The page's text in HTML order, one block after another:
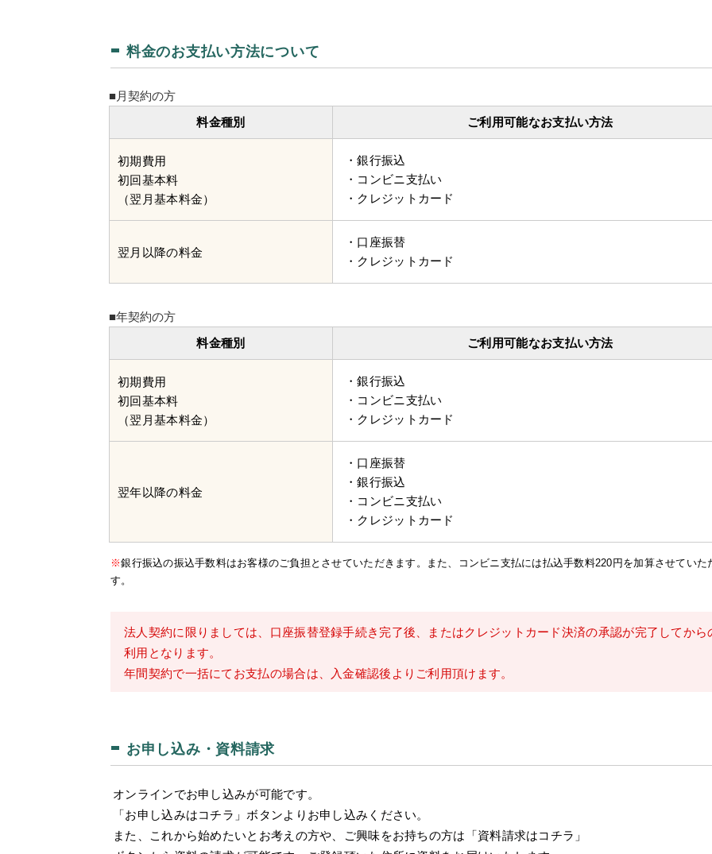
料金のお支払い方法について
■月契約の方
料金種別
ご利用可能なお支払い方法
初期費用
初回基本料
（翌月基本料金）
・銀行振込
・コンビニ支払い
・クレジットカード
翌月以降の料金
・口座振替
・クレジットカード
■年契約の方
料金種別
ご利用可能なお支払い方法
初期費用
初回基本料
（翌月基本料金）
・銀行振込
・コンビニ支払い
・クレジットカード
翌年以降の料金
・口座振替
・銀行振込
・コンビニ支払い
・クレジットカード
※銀行振込の振込手数料はお客様のご負担とさせていただきます。また、コンビニ支払には払込手数料220円を加算させていた
す。
法人契約に限りましては、口座振替登録手続き完了後、またはクレジットカード決済の承認が完了してから
利用となります。
年間契約で一括にてお支払の場合は、入金確認後よりご利用頂けます。
お申し込み・資料請求
オンラインでお申し込みが可能です。
「お申し込みはコチラ」ボタンよりお申し込みください。
また、これから始めたいとお考えの方や、ご興味をお持ちの方は「資料請求はコチラ」